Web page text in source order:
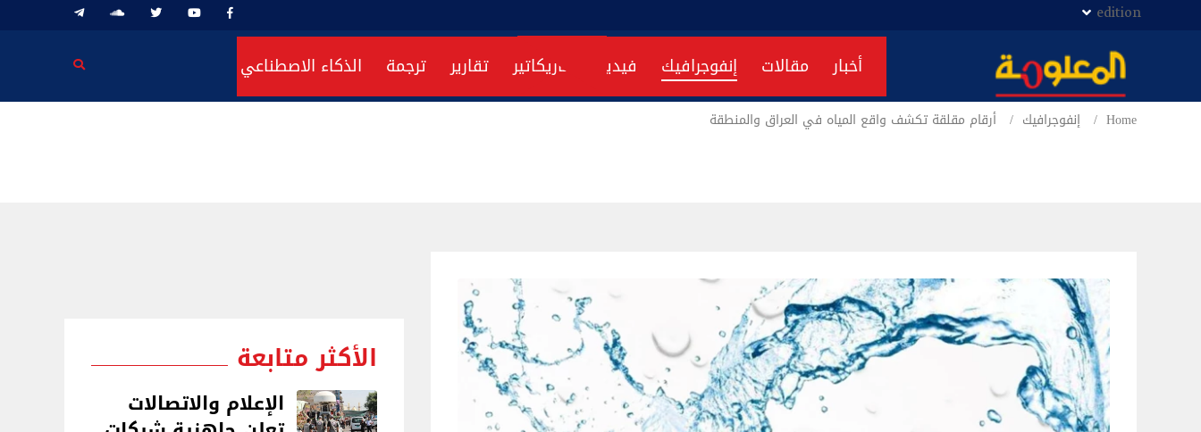
edition
أخبار مقالات إنفوجرافيك فيديو كاريكاتير تقارير ترجمة الذكاء الاصطناعي
Home إنفوجرافيك أرقام مقلقة تكشف واقع المياه في العراق والمنطقة
الأكثر متابعة
الإعلام والاتصالات